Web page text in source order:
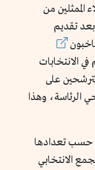
من
بعد تقديم
الانتخابات
على
الرئاسة، وهذا
حسب تعدادها
الانتخابي